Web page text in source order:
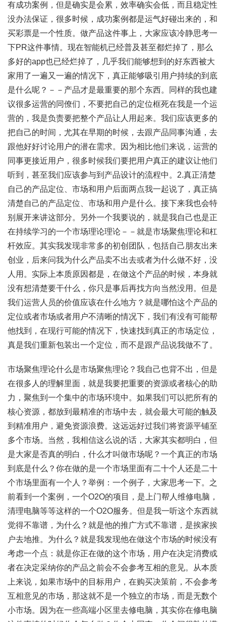
有成功案例，但是确实是会累，效率确实会低，而且稳定性
没办法保证，很多时候，成功案例都是运气好碰出来的，和
买彩票是一个性质。做产品这件事上，大家应该冷静思考一
下PR这件事情。现在智能机已经普及甚至都烂掉了，那么
多好的app也已经烂掉了，几乎我们能够想到的好东西被大
家用了一遍又一遍的情况下，真正能够吸引用户持续的到底
是什么呢？－－产品才是最重要的那个东西。同样的我也建
议很多运营的同僚们，不要把自己的定位框死在我是一个运
营的，我是负责要把整个产品让人用起来。我们应该更多的
把自己的时间，尤其在早期的时候，去跟产品同事沟通，去
跟他好好讨论用户的潜在需求。因为相比他们来说，运营的
同事更接近用户，很多时候我们要把用户真正的建议让他们
听到，甚至我们应该参与到产品设计的流程中。2.真正清楚
自己的产品定位、市场和用户后面两点我一起说了，真正搞
清楚自己的产品定位、市场和用户是什么。接下来我也会特
别展开来讲这部分。另外一个我要说的，就是我自己也是正
在持续学习的一个市场理论理论－－就是市场聚焦理论和杠
杆效应。其实我发现非常多的初创团队，包括自己朋友出来
创业，后来问我为什么产品卖不出去或者为什么做不好，没
人用。实际上本质原因都是，在做这个产品的时候，本身就
没有想清楚要干什么，你只是事后再找方向当然没用。但是
我们运营人员的价值应该在什么地方？就是哪怕这个产品的
定位或者市场或者用户不清晰的情况下，我们有没有可能帮
他找到，在现行可能的情况下，快速找到真正的市场定位，
真是我们重新包装出一个定位，而不是跟产品说我做不了。
市场聚焦理论什么是市场聚焦理论？我自己也背不出，但是
在很多人的理解里面，就是我要把重要的资源或者核心的助
力，聚焦到一个集中的市场环境中。如果我们可以把所有的
核心资源，都放到最精准的市场中去，就会最大可能的触及
到精准用户，避免资源浪费。这远远好过我们将资源平铺至
多个市场。当然，我相信这么说的话，大家其实都明白，但
是大家是否真的明白，什么才叫做市场呢？一个真正的市场
到底是什么？你在做的是一个市场里面有二十个人还是二十
个市场里面有一个人？举例：一个例子，大家思考一下。之
前看到一个案例，一个O2O的项目，是上门帮人维修电脑，
清理电脑等等这样的一个O2O服务。但是我一听这个东西就
觉得不靠谱，为什么？就是他的推广方式不靠谱，是挨家挨
户去地推。为什么？就是我发现他在做这个市场的时候没有
考虑一个点：就是你正在做的这个市场，用户在决定消费或
者在决定采纳你的产品之前会不会参考互相的意见。从本质
上来说，如果市场中的目标用户，在购买决策前，不会参考
互相意见的市场，那这就不是一个独立的市场，而是无数个
小市场。因为在一些高端小区里去修电脑，其实你在修电脑